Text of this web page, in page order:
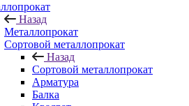
Назад
Металлопрокат
Сортовой металлопрокат
Назад
Сортовой металлопрокат
Арматура
Балка